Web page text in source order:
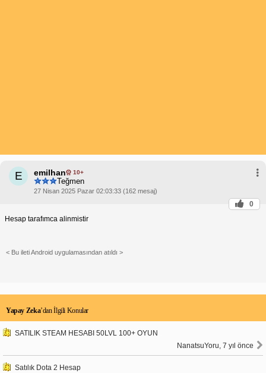
E emilhan 10+
Teğmen
27 Nisan 2025 Pazar 02:03:33 (162 mesaj)
0
Hesap tarafımca alinmistir
< Bu ileti Android uygulamasından atıldı >
Yapay Zeka’dan İlgili Konular
SATILIK STEAM HESABI 50LVL 100+ OYUN
NanatsuYoru, 7 yıl önce
Satılık Dota 2 Hesap